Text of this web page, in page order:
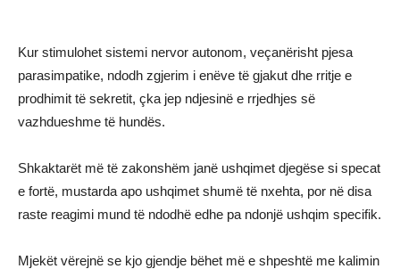
Kur stimulohet sistemi nervor autonom, veçanërisht pjesa
parasimpatike, ndodh zgjerim i enëve të gjakut dhe rritje e
prodhimit të sekretit, çka jep ndjesinë e rrjedhjes së
vazhdueshme të hundës.
Shkaktarët më të zakonshëm janë ushqimet djegëse si specat
e fortë, mustarda apo ushqimet shumë të nxehta, por në disa
raste reagimi mund të ndodhë edhe pa ndonjë ushqim specifik.
Mjekët vërejnë se kjo gjendje bëhet më e shpeshtë me kalimin